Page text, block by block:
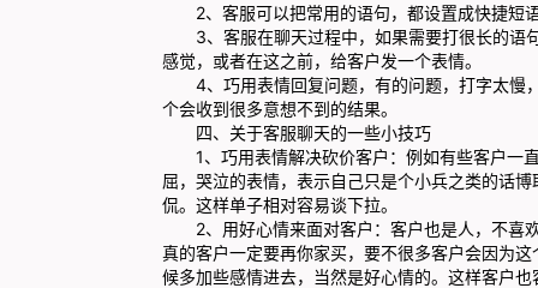
2、客服可以把常用的语句，都设置成快捷短
3、客服在聊天过程中，如果需要打很长的语
感觉，或者在这之前，给客户发一个表情。
4、巧用表情回复问题，有的问题，打字太慢
个会收到很多意想不到的结果。
四、关于客服聊天的一些小技巧
1、巧用表情解决砍价客户：例如有些客户一
屈，哭泣的表情，表示自己只是个小兵之类的话
侃。这样单子相对容易谈下拉。
2、用好心情来面对客户：客户也是人，不喜
真的客户一定要再你家买，要不很多客户会因为
候多加些感情进去，当然是好心情的。这样客户